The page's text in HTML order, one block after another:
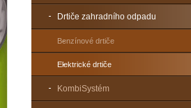
Drtiče zahradního odpadu
Benzínové drtiče
Elektrické drtiče
KombiSystém